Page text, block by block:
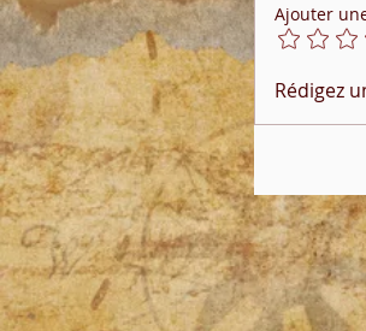
Ajouter
Rédigez